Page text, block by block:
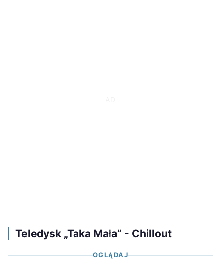
Teledysk „Taka Mała” - Chillout
OGLĄDAJ